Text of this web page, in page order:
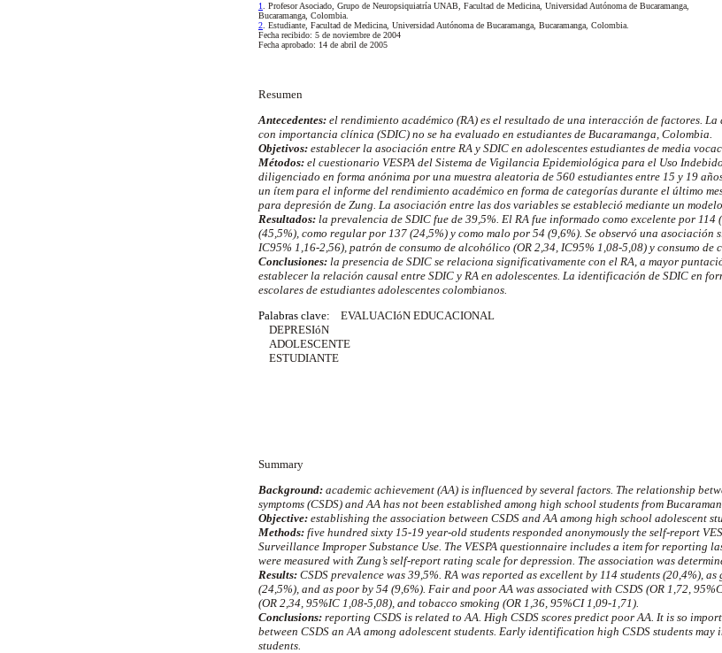
1. Profesor Asociado, Grupo de Neuropsiquiatría UNAB, Facultad de Medicina, Universidad Autónoma de Bucaramanga,
Bucaramanga, Colombia.
2. Estudiante, Facultad de Medicina, Universidad Autónoma de Bucaramanga, Bucaramanga, Colombia.
Fecha recibido: 5 de noviembre de 2004
Fecha aprobado: 14 de abril de 2005
Resumen
Antecedentes: el rendimiento académico (RA) es el resultado de una interacción de factores.
con importancia clínica (SDIC) no se ha evaluado en estudiantes de Bucaramanga, Colombia.
Objetivos: establecer la asociación entre RA y SDIC en adolescentes estudiantes de media
Métodos: el cuestionario VESPA del Sistema de Vigilancia Epidemiológica para el Uso
diligenciado en forma anónima por una muestra aleatoria de 560 estudiantes entre 15 y 19
un ítem para el informe del rendimiento académico en forma de categorías durante el último
para depresión de Zung. La asociación entre las dos variables se estableció mediante un
Resultados: la prevalencia de SDIC fue de 39,5%. El RA fue informado como excelente por 114
(45,5%), como regular por 137 (24,5%) y como malo por 54 (9,6%). Se observó una asociación
IC95% 1,16-2,56), patrón de consumo de alcohólico (OR 2,34, IC95% 1,08-5,08) y consumo de
Conclusiones: la presencia de SDIC se relaciona significativamente con el RA, a mayor
establecer la relación causal entre SDIC y RA en adolescentes. La identificación de SDIC en
escolares de estudiantes adolescentes colombianos.
Palabras clave:
EVALUACIóN EDUCACIONAL
DEPRESIóN
ADOLESCENTE
ESTUDIANTE
Summary
Background: academic achievement (AA) is influenced by several factors. The relationship
symptoms (CSDS) and AA has not been established among high school students from
Objective: establishing the association between CSDS and AA among high school adolescent
Methods: five hundred sixty 15-19 year-old students responded anonymously the self-report
Surveillance Improper Substance Use. The VESPA questionnaire includes a item for reporting
were measured with Zung’s self-report rating scale for depression. The association was
Results: CSDS prevalence was 39,5%. RA was reported as excellent by 114 students (20,4%),
(24,5%), and as poor by 54 (9,6%). Fair and poor AA was associated with CSDS (OR 1,72,
(OR 2,34, 95%IC 1,08-5,08), and tobacco smoking (OR 1,36, 95%CI 1,09-1,71).
Conclusions: reporting CSDS is related to AA. High CSDS scores predict poor AA. It is so
between CSDS an AA among adolescent students. Early identification high CSDS students
students.